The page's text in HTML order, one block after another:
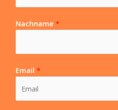
Nachname*
Email*